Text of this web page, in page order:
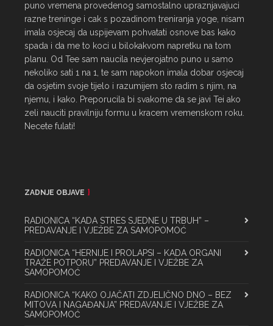
puno vremena provedenog samostalno upraznjavajuci
razne treninge i cak s pozadinom treniranja yoge, nisam
imala osjecaj da uspijevam pohvatati osnove bas kako
spada i da me to koci u bilokakvom napretku na tom
planu. Od Tee sam naucila nevjerojatno puno u samo
nekoliko sati 1 na 1, te sam napokon imala dobar osjecaj
da osjetim svoje tijelo i razumijem sto radim s njim, na
njemu, i kako. Preporucila bi svakome da se javi Tei ako
zeli nauciti pravilniju formu u kracem vremenskom roku.
Necete fulati!
ZADNJE OBJAVE
RADIONICA “KADA STRES SJEDNE U TRBUH” –
PREDAVANJE I VJEŽBE ZA SAMOPOMOĆ
RADIONICA “HERNIJE I PROLAPSI – KADA ORGANI
TRAŽE POTPORU” PREDAVANJE I VJEŽBE ZA
SAMOPOMOĆ
RADIONICA “KAKO OJAČATI ZDJELIČNO DNO – BEZ
MITOVA I NAGAĐANJA” PREDAVANJE I VJEŽBE ZA
SAMOPOMOĆ